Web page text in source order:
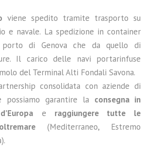
viene spedito tramite trasporto su
e navale. La spedizione in container
di Genova che da quello di
Il carico delle navi portarinfuse
del Terminal Alti Fondali Savona.
consolidata con aziende di
possiamo garantire la consegna in
e raggiungere tutte le
(Mediterraneo, Estremo